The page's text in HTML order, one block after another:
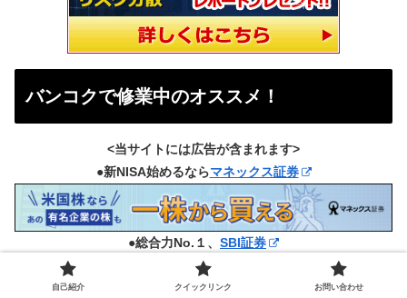
バンコクで修業中のオススメ！
<当サイトには広告が含まれます>
●新NISA始めるならマネックス証券
●総合力No.１、 SBI証券
自己紹介 クイックリンク お問い合わせ